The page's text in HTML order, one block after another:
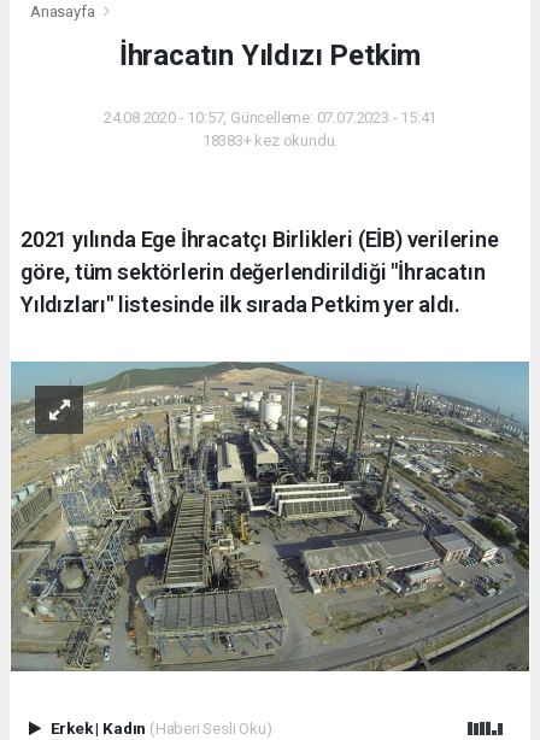
Anasayfa
İhracatın Yıldızı Petkim
24.08.2020 - 10:57, Güncelleme: 07.07.2023 - 15:41
18383+ kez okundu.
2021 yılında Ege İhracatçı Birlikleri (EİB) verilerine
göre, tüm sektörlerin değerlendirildiği "İhracatın
Yıldızları" listesinde ilk sırada Petkim yer aldı.
Erkek| Kadın (Haberi Sesli Oku)